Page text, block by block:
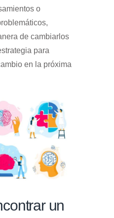
o
de cambiarlos
para
en la próxima
un